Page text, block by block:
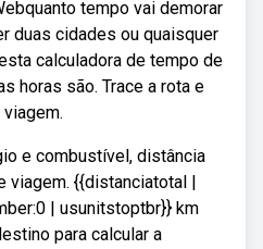
tempo vai demorar
duas cidades ou quaisquer
calculadora de tempo de
horas são. Trace a rota e
e combustível, distância
viagem. {{distanciatotal |
| usunitstoptbr}} km
para calcular a